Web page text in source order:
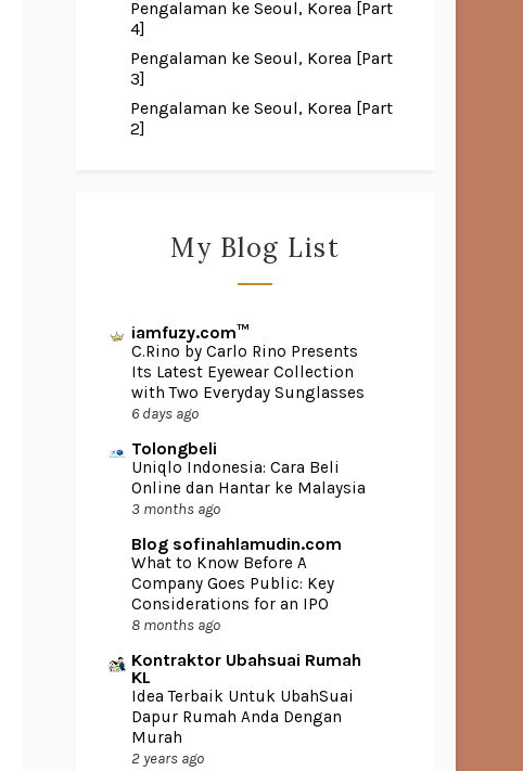
Pengalaman ke Seoul, Korea [Part
4]
Pengalaman ke Seoul, Korea [Part
3]
Pengalaman ke Seoul, Korea [Part
2]
My Blog List
iamfuzy.com™
C.Rino by Carlo Rino Presents
Its Latest Eyewear Collection
with Two Everyday Sunglasses
6 days ago
Tolongbeli
Uniqlo Indonesia: Cara Beli
Online dan Hantar ke Malaysia
3 months ago
Blog sofinahlamudin.com
What to Know Before A
Company Goes Public: Key
Considerations for an IPO
8 months ago
Kontraktor Ubahsuai Rumah
KL
Idea Terbaik Untuk UbahSuai
Dapur Rumah Anda Dengan
Murah
2 years ago